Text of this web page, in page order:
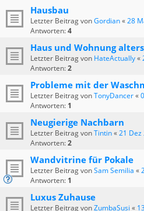
Hausbau
Letzter Beitrag vonGordian«28
Antworten:4
Haus und Wohnung
Letzter Beitrag von HateActually«
Antworten:2
Probleme mit der
Letzter Beitrag vonTonyDancer«
Antworten: 1
Neugierige Nachbarn
Letzter Beitrag vonTintin«21 Dez
Antworten:2
Wandvitrine für Pokale
Letzter Beitrag vonSam Semilia «
Antworten: 1
Luxus Zuhause
Letzter Beitrag vonZumbaSusi «